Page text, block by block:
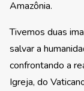
Amazônia.
Tivemos duas
salvar a
confrontando a
Igreja, do